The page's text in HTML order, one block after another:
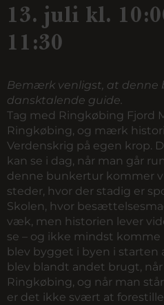
13. juli kl.
11:30
Bemærk venligst, at denne
dansktalende guide.
Tag med Ringkøbing Fjord
Ringkøbing, og mærk
Verdenskrig på egen krop.
kan se i dag, når man går
denne bunkertur kommer
steder, hvor der stadig er
Skolen, hvor
væk, men historien lever
se – og ikke mindst komme
blev bygget i byen i starten
blev blandt andet brugt,
Ringkøbing, og når man
er det ikke svært at